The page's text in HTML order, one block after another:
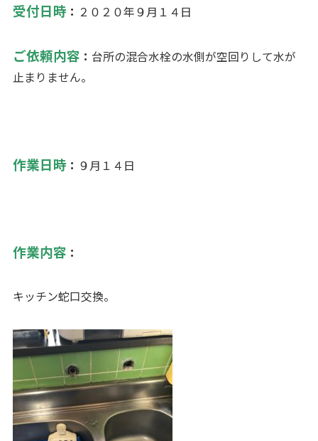
受付日時 ： ２０２０年９月１４日
ご依頼内容 ： 台所の混合水栓の水側が空回りして水が
止まりません。
作業日時 ： ９月１４日
作業内容 ：
キッチン蛇口交換。